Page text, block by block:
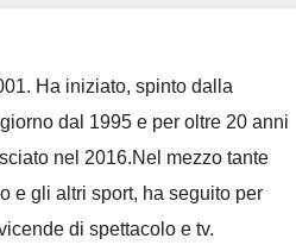
Ha iniziato, spinto dalla
dal 1995 e per oltre 20 anni
nel 2016.Nel mezzo tante
e gli altri sport, ha seguito per
di spettacolo e tv.